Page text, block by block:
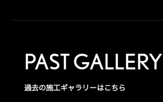
PAST GALLERY
過去の施工ギャラリーはこちら